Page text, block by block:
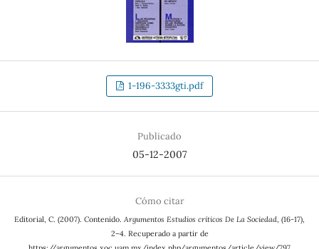
1-196-3333gti.pdf
Publicado
05-12-2007
Cómo citar
Editorial, C. (2007). Contenido. Argumentos Estudios críticos De La Sociedad, (16-17),
2–4. Recuperado a partir de